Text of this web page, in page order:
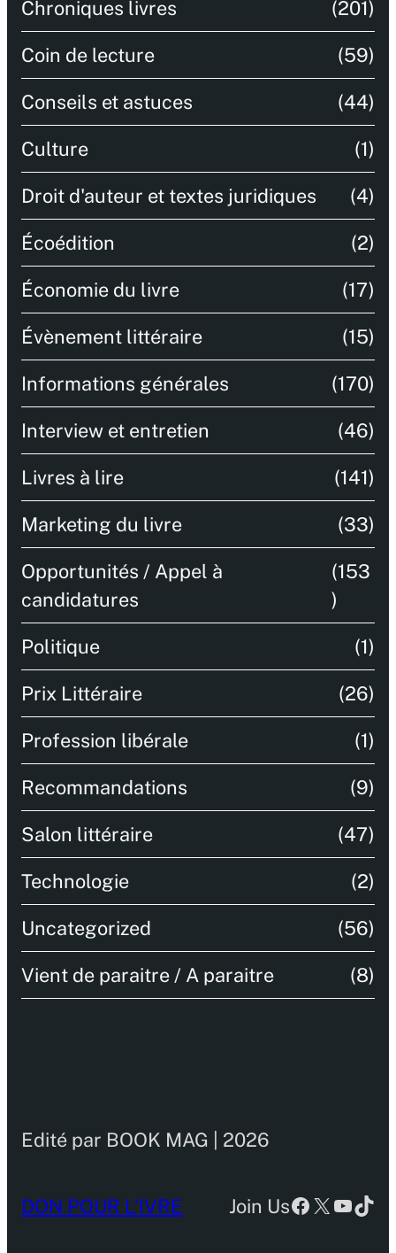
Chroniques livres (201)
Coin de lecture (59)
Conseils et astuces (44)
Culture (1)
Droit d'auteur et textes juridiques (4)
Écoédition (2)
Économie du livre (17)
Évènement littéraire (15)
Informations générales (170)
Interview et entretien (46)
Livres à lire (141)
Marketing du livre (33)
Opportunités / Appel à
candidatures
(153
)
Politique (1)
Prix Littéraire (26)
Profession libérale (1)
Recommandations (9)
Salon littéraire (47)
Technologie (2)
Uncategorized (56)
Vient de paraitre / A paraitre (8)
Edité par BOOK MAG | 2026
DON POUR L’IVRE Join UsFacebook
X